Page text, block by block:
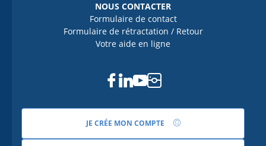
NOUS CONTACTER
Formulaire de contact
Formulaire de rétractation / Retour
Votre aide en ligne
Facebook
Linkedin
Youtube
Instagram
JE CRÉE MON COMPTE